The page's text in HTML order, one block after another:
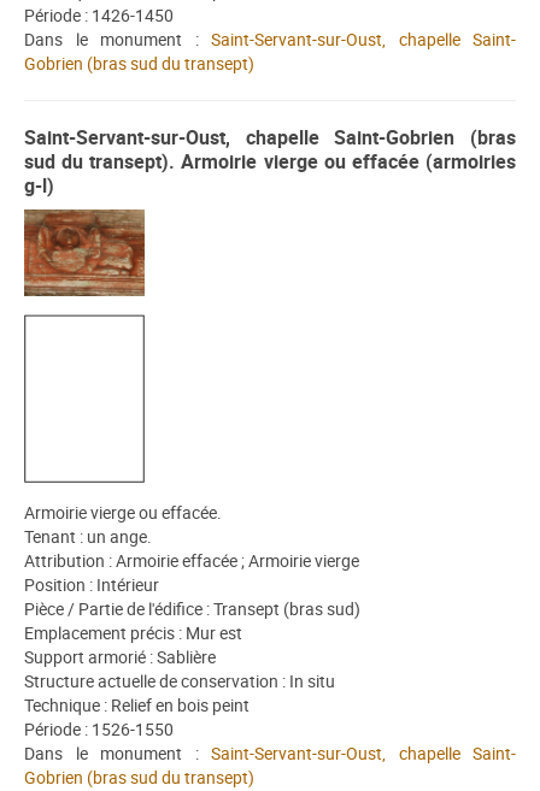
Période : 1426-1450
Dans le monument : Saint-Servant-sur-Oust, chapelle Saint-
Gobrien (bras sud du transept)
Saint-Servant-sur-Oust, chapelle Saint-Gobrien (bras
sud du transept). Armoirie vierge ou effacée (armoiries
g-l)
Armoirie vierge ou effacée.
Tenant : un ange.
Attribution : Armoirie effacée ; Armoirie vierge
Position : Intérieur
Pièce / Partie de l'édifice : Transept (bras sud)
Emplacement précis : Mur est
Support armorié : Sablière
Structure actuelle de conservation : In situ
Technique : Relief en bois peint
Période : 1526-1550
Dans le monument : Saint-Servant-sur-Oust, chapelle Saint-
Gobrien (bras sud du transept)